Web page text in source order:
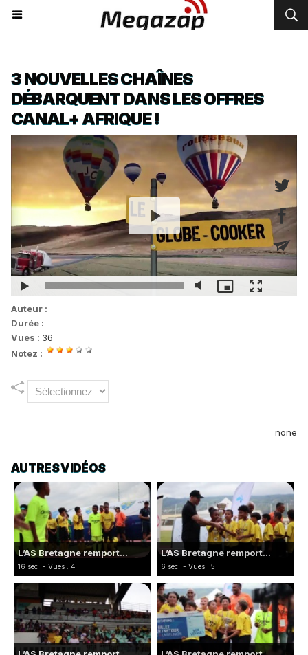
3 NOUVELLES CHAÎNES
DÉBARQUENT DANS LES OFFRES
CANAL+ AFRIQUE !
Auteur :
Durée :
Vues : 36
Notez :
none
AUTRES VIDÉOS
L’AS Bretagne remport...
16 sec - Vues : 4
L’AS Bretagne remport...
6 sec - Vues : 5